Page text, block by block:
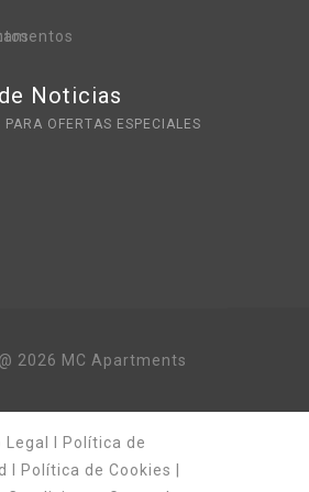
Noticias
PARA OFERTAS ESPECIALES
2026 MC Apartments
Política de
Política de Cookies